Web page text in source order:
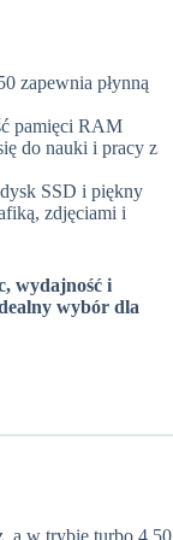
zapewnia płynną
pamięci RAM
do nauki i pracy z
SSD i piękny
zdjęciami i
wydajność i
wybór dla